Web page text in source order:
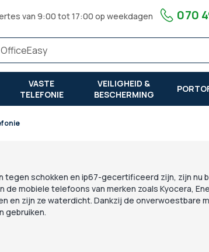
van 9:00 tot 17:00 op weekdagen 070
VASTE
TELEFONIE
VEILIGHEID &
BESCHERMING
tegen schokken en ip67-gecertificeerd zijn, zijn nu
mobiele telefoons van merken zoals Kyocera,
en zijn ze waterdicht. Dankzij de onverwoestbare
gebruiken.